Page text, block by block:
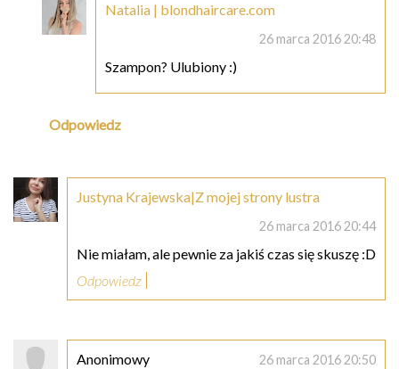
Natalia | blondhaircare.com
26 marca 2016 20:48
Szampon? Ulubiony :)
Odpowiedz
Justyna Krajewska|Z mojej strony lustra
26 marca 2016 20:44
Nie miałam, ale pewnie za jakiś czas się skuszę :D
Odpowiedz
Anonimowy 26 marca 2016 20:50